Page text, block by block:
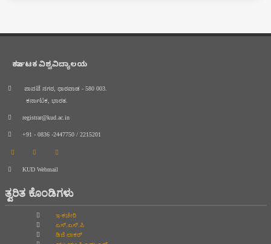
ಕರ್ನಾಟಕ ವಿಶ್ವವಿದ್ಯಾಲಯ
ಪಾವಟೆ ನಗರ, ಧಾರವಾಡ - 580 003.
ಕರ್ನಾಟಕ, ಭಾರತ.
registrar@kud.ac.in
+91 - 0836 -2447750 / 2215201
KUD Webmail
ತ್ವರಿತ ಕೊಂಡಿಗಳು
ಇ-ಕಚೇರಿ
ಎಸ್.ಎಸ್.ಪಿ
ಡಿಜಿ ಲಾಕರ್